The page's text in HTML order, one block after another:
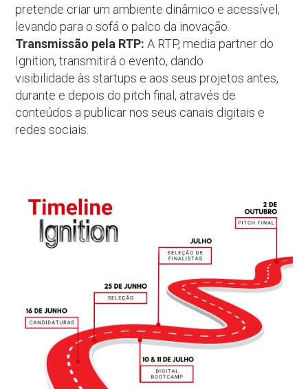
pretende criar um ambiente dinâmico e acessível,
levando para o sofá o palco da inovação.
Transmissão pela RTP: A RTP, media partner do
Ignition, transmitirá o evento, dando
visibilidade às startups e aos seus projetos antes,
durante e depois do pitch final, através de
conteúdos a publicar nos seus canais digitais e
redes sociais.